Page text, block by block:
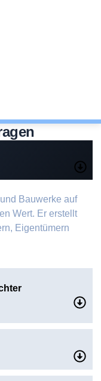
Bauwerke auf
Wert. Er erstellt
Eigentümern